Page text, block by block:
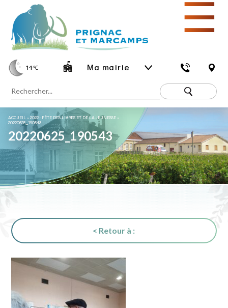
14℃ Ma mairie
☰
ACCUEIL »2022 : FÊTE DES LIVRES ET DE LA JEUNESSE »
20220625_190543
20220625_190543
< Retour à :